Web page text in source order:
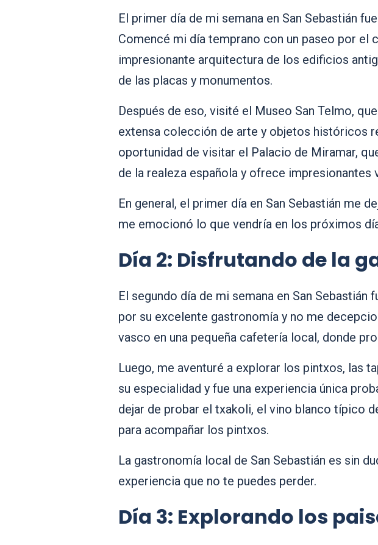
El primer día de mi semana en San Sebastián
Comencé mi día temprano con un paseo por
impresionante arquitectura de los edificios
de las placas y monumentos.
Después de eso, visité el Museo San Telmo,
extensa colección de arte y objetos históricos
oportunidad de visitar el Palacio de Miramar,
de la realeza española y ofrece impresionantes
En general, el primer día en San Sebastián me
me emocionó lo que vendría en los próximos
Día 2: Disfrutando de la
El segundo día de mi semana en San
por su excelente gastronomía y no me
vasco en una pequeña cafetería local, donde
Luego, me aventuré a explorar los pintxos, las
su especialidad y fue una experiencia única
dejar de probar el txakoli, el vino blanco típico
para acompañar los pintxos.
La gastronomía local de San Sebastián es sin
experiencia que no te puedes perder.
Día 3: Explorando los